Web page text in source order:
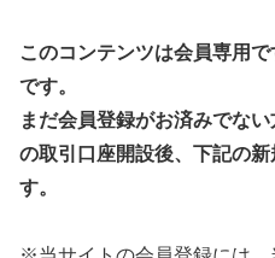
このコンテンツは会員専用
です。
まだ会員登録がお済みでな
の取引口座開設後、下記の
す。